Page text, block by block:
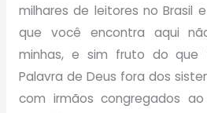
milhares de leitores no Brasil
que você encontra aqui
minhas, e sim fruto do que
Palavra de Deus fora dos
com irmãos congregados